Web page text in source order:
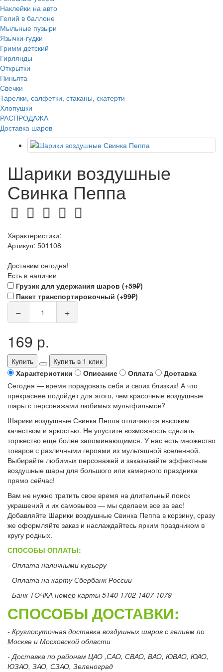
Наклейки на авто
Гелий в баллоне
Мыльные пузыри
Язычки-гудки
Гримм детский
Гирлянды
Открытки
Пиньята
Свечки
Тарелки, салфетки, стаканы, скатерти
Хлопушки
РАСПРОДАЖА
Доставка шаров
Шарики воздушные
Свинка Пеппа
Характеристики:
Артикул: 501108
Доставим сегодня!
Есть в наличии
Грузик для удержания шаров (+59₽)
Пакет транспортировочный (+99₽)
− +
169 р.
Купить
Купить в 1 клик
Характеристики
Описание Оплата
Доставка
Сегодня — время порадовать себя и своих близких! А что
прекраснее подойдет для этого, чем красочные воздушные
шары с персонажами любимых мультфильмов?
Шарики воздушные Свинка Пеппа отличаются высоким
качеством и яркостью. Не упустите возможность сделать
торжество еще более запоминающимся. У нас есть множество
товаров с различными героями из мультяшной вселенной.
Выбирайте любимых персонажей и заказывайте эффектные
воздушные шары для большого или камерного праздника
прямо сейчас!
Вам не нужно тратить свое время на длительный поиск
украшений и их самовывоз — мы сделаем все за вас!
Добавляйте Шарики воздушные Свинка Пеппа в корзину, сразу
же оформляйте заказ и наслаждайтесь ярким праздником в
кругу родных.
СПОСОБЫ ОПЛАТЫ:
- Оплата наличными курьеру
- Оплата на карту Сбербанк России
- Банк ТОЧКА номер карты 5140 1702 1407 1079
СПОСОБЫ ДОСТАВКИ:
- Круглосуточная доставка воздушных шаров с гелием по
Москве и Московской области
- Доставка по районам ЦАО ,САО, СВАО, ВАО, ЮВАО, ЮАО,
ЮЗАО, ЗАО, СЗАО, Зеленоград